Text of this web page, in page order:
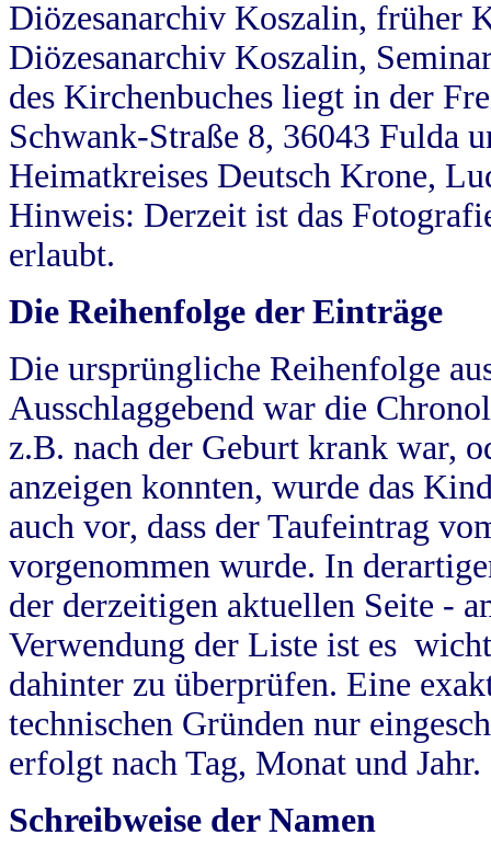
Diözesanarchiv Koszalin, früher
Diözesanarchiv Koszalin,
des Kirchenbuches liegt in der
Schwank-Straße 8, 36043 Fulda
Heimatkreises Deutsch Krone,
Hinweis: Derzeit ist das
erlaubt.
Die Reihenfolge der Einträge
Die ursprüngliche Reihenfolge
Ausschlaggebend war die
z.B. nach der Geburt krank war,
anzeigen konnten, wurde das
auch vor, dass der Taufeintrag
vorgenommen wurde. In
der derzeitigen aktuellen Seite -
Verwendung der Liste ist es
dahinter zu überprüfen. Eine
technischen Gründen nur
erfolgt nach Tag, Monat und Jahr.
Schreibweise der Namen